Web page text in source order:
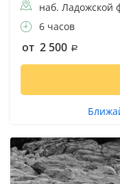
наб. Ладожской
6 часов
от 2 500